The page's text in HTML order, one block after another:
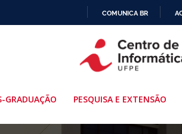
PARA
O
COMUNICA BR
GRADUAÇÃO PESQUISA E EXTENSÃO